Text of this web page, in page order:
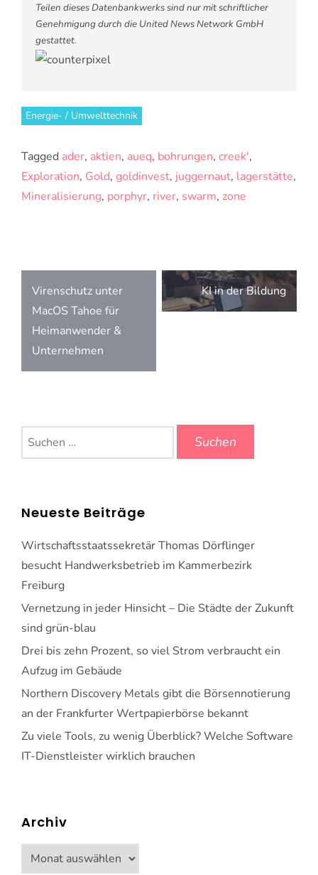
Teilen dieses Datenbankwerks sind nur mit schriftlicher
Genehmigung durch die United News Network GmbH
gestattet.
Energie- / Umwelttechnik
Tagged ader, aktien, aueq, bohrungen, creek',
Exploration, Gold, goldinvest, juggernaut, lagerstätte,
Mineralisierung, porphyr, river, swarm, zone
Beitragsnavigation
Virenschutz unter
MacOS Tahoe für
Heimanwender &
Unternehmen
KI in der Bildung
Suchen
nach:
Neueste Beiträge
Wirtschaftsstaatssekretär Thomas Dörflinger
besucht Handwerksbetrieb im Kammerbezirk
Freiburg
Vernetzung in jeder Hinsicht – Die Städte der Zukunft
sind grün-blau
Drei bis zehn Prozent, so viel Strom verbraucht ein
Aufzug im Gebäude
Northern Discovery Metals gibt die Börsennotierung
an der Frankfurter Wertpapierbörse bekannt
Zu viele Tools, zu wenig Überblick? Welche Software
IT-Dienstleister wirklich brauchen
Archiv
Archiv